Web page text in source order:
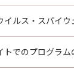
イルス・スパイ
トでのプログラム